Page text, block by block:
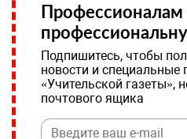
Подпишитесь, чтобы
новости и специальные
«Учительской газеты»,
почтового ящика